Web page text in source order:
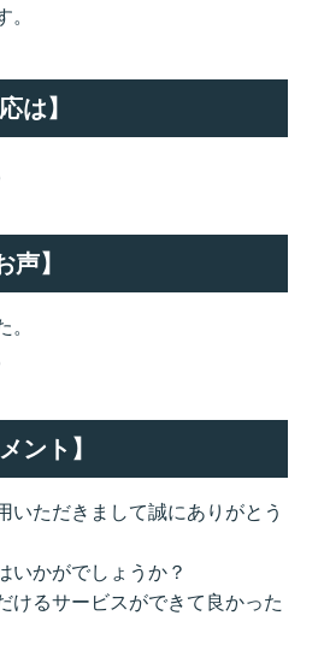
。
は】
声】
。
ント】
いただきまして誠にありがとう
いかがでしょうか？
けるサービスができて良かった